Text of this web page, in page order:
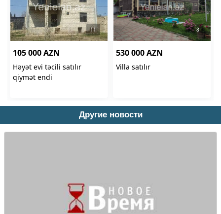
Другие новости